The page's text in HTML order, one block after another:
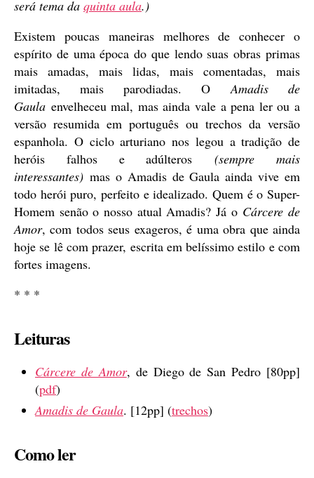
será tema da quinta aula.)
Existem poucas maneiras melhores de conhecer o
espírito de uma época do que lendo suas obras primas
mais amadas, mais lidas, mais comentadas, mais
imitadas, mais parodiadas. OAmadis de
Gaula envelheceu mal, mas ainda vale a pena ler ou a
versão resumida em português ou trechos da versão
espanhola. O ciclo arturiano nos legou a tradição de
heróis falhos e adúlteros(sempre mais
interessantes) mas o Amadis de Gaula ainda vive em
todo herói puro, perfeito e idealizado. Quem é o Super-
Homem senão o nosso atual Amadis? Já o Cárcere de
Amor, com todos seus exageros, é uma obra que ainda
hoje se lê com prazer, escrita em belíssimo estilo e com
fortes imagens.
* * *
Leituras
Cárcere de Amor, de Diego de San Pedro [80pp]
(pdf)
Amadis de Gaula. [12pp] (trechos)
Como ler